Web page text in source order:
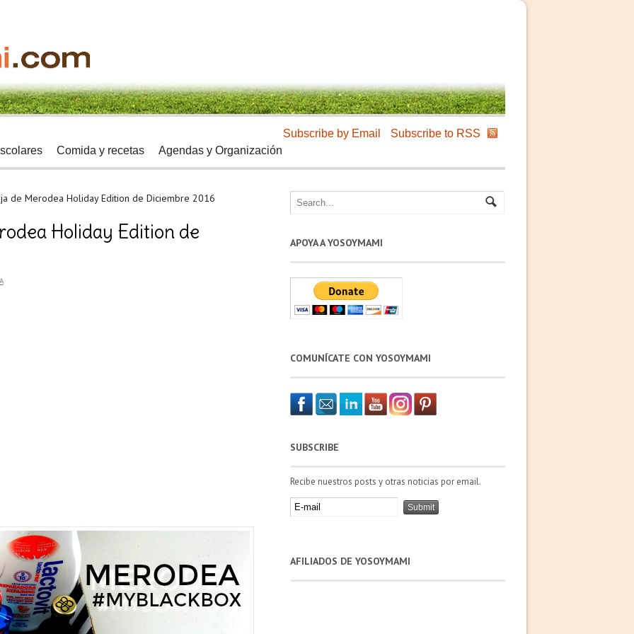
Subscribe by Email
Subscribe to RSS
Comida y recetas Agendas y Organización
de Merodea Holiday Edition de Diciembre 2016
Holiday Edition de APOYA A YOSOYMAMI
COMUNÍCATE CON YOSOYMAMI
SUBSCRIBE
Recibe nuestros posts y otras noticias por email.
AFILIADOS DE YOSOYMAMI